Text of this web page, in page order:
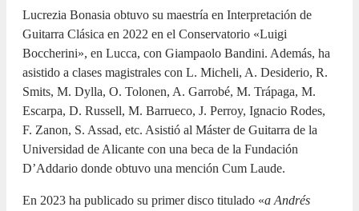
Lucrezia Bonasia obtuvo su maestría en Interpretación de
Guitarra Clásica en 2022 en el Conservatorio «Luigi
Boccherini», en Lucca, con Giampaolo Bandini. Además, ha
asistido a clases magistrales con L. Micheli, A. Desiderio, R.
Smits, M. Dylla, O. Tolonen, A. Garrobé, M. Trápaga, M.
Escarpa, D. Russell, M. Barrueco, J. Perroy, Ignacio Rodes,
F. Zanon, S. Assad, etc. Asistió al Máster de Guitarra de la
Universidad de Alicante con una beca de la Fundación
D’Addario donde obtuvo una mención Cum Laude.
En 2023 ha publicado su primer disco titulado «a Andrés